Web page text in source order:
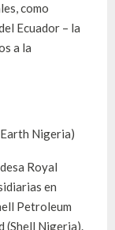
como
Ecuador – la
a la
Nigeria)
Royal
en
Petroleum
Nigeria).